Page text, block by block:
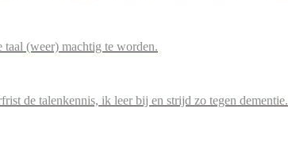
taal (weer) machtig te worden.
de talenkennis, ik leer bij en strijd zo tegen dementie.